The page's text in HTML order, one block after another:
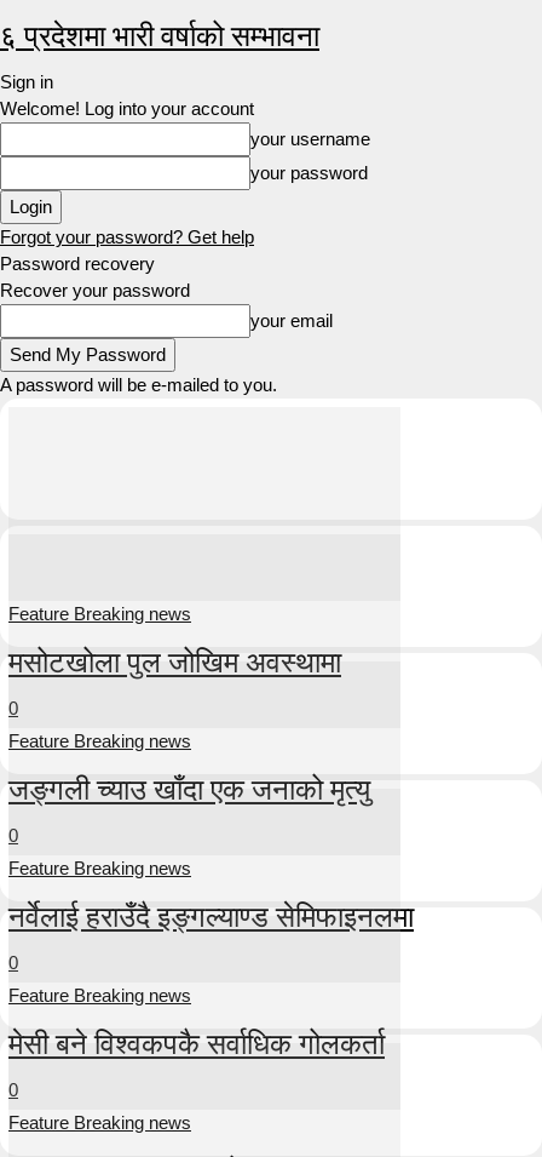
६ प्रदेशमा भारी वर्षाको सम्भावना
Sign in
Welcome! Log into your account
your username
your password
Forgot your password? Get help
Password recovery
Recover your password
your email
A password will be e-mailed to you.
Feature Breaking news
मसोटखोला पुल जोखिम अवस्थामा
0
Feature Breaking news
जङ्गली च्याउ खाँदा एक जनाको मृत्यु
0
Feature Breaking news
नर्वेलाई हराउँदै इङ्गल्याण्ड सेमिफाइनलमा
0
Feature Breaking news
मेसी बने विश्वकपकै सर्वाधिक गोलकर्ता
0
Feature Breaking news